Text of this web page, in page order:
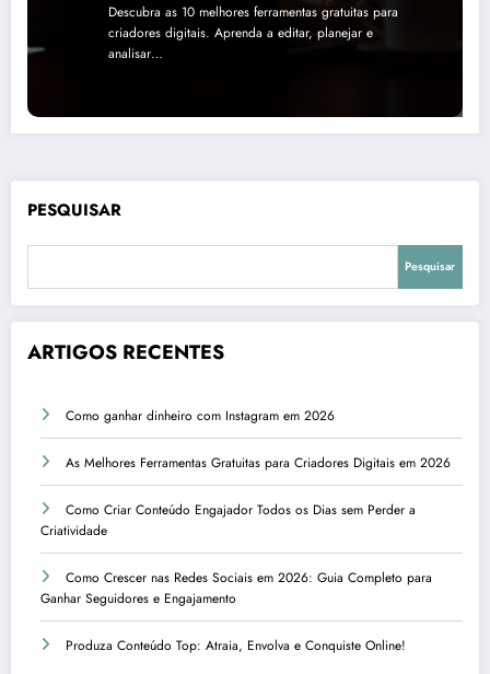
Descubra as 10 melhores ferramentas gratuitas para
criadores digitais. Aprenda a editar, planejar e
analisar…
PESQUISAR
Pesquisar
ARTIGOS RECENTES
Como ganhar dinheiro com Instagram em 2026
As Melhores Ferramentas Gratuitas para Criadores Digitais em 2026
Como Criar Conteúdo Engajador Todos os Dias sem Perder a
Criatividade
Como Crescer nas Redes Sociais em 2026: Guia Completo para
Ganhar Seguidores e Engajamento
Produza Conteúdo Top: Atraia, Envolva e Conquiste Online!